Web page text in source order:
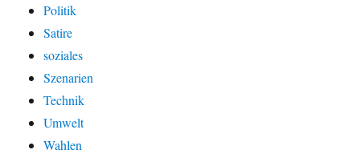
Politik
Satire
soziales
Szenarien
Technik
Umwelt
Wahlen